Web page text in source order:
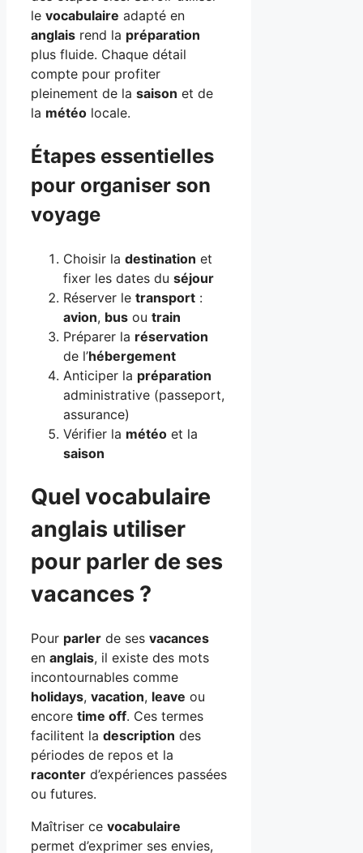
le vocabulaire adapté en
anglais rend la préparation
plus fluide. Chaque détail
compte pour profiter
pleinement de la saison et de
la météo locale.
Étapes essentielles
pour organiser son
voyage
Choisir la destination et
fixer les dates du séjour
Réserver le transport :
avion, bus ou train
Préparer la réservation
de l’hébergement
Anticiper la préparation
administrative (passeport,
assurance)
Vérifier la météo et la
saison
Quel vocabulaire
anglais utiliser
pour parler de ses
vacances ?
Pour parler de ses vacances
en anglais, il existe des mots
incontournables comme
holidays, vacation, leave ou
encore time off. Ces termes
facilitent la description des
périodes de repos et la
raconter d’expériences passées
ou futures.
Maîtriser ce vocabulaire
permet d’exprimer ses envies,